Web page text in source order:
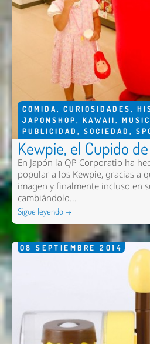
COMIDA, CURIOSIDADES,
JAPONSHOP, KAWAII,
PUBLICIDAD , SOCIEDAD ,
Kewpie, el Cupido
En Japón la QP Corporatio ha
popular a los Kewpie, gracias a
imagen y finalmente incluso en
cambiándolo...
Sigue leyendo →
08 SEPTIEMBRE 2014